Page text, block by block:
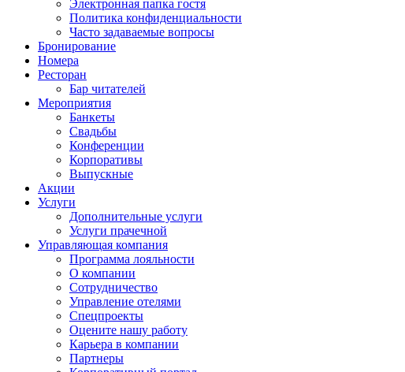
Электронная папка гостя
Политика конфиденциальности
Часто задаваемые вопросы
Бронирование
Номера
Ресторан
Бар читателей
Мероприятия
Банкеты
Свадьбы
Конференции
Корпоративы
Выпускные
Акции
Услуги
Дополнительные услуги
Услуги прачечной
Управляющая компания
Программа лояльности
О компании
Сотрудничество
Управление отелями
Спецпроекты
Оцените нашу работу
Карьера в компании
Партнеры